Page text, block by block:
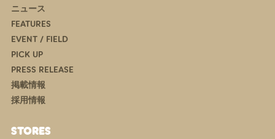
ニュース
FEATURES
EVENT / FIELD
PICK UP
PRESS RELEASE
掲載情報
採用情報
STORES